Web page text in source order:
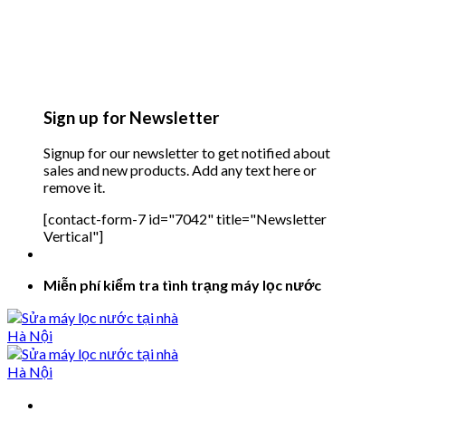
Sign up for Newsletter
Signup for our newsletter to get notified about
sales and new products. Add any text here or
remove it.
[contact-form-7 id="7042" title="Newsletter
Vertical"]
Miễn phí kiểm tra tình trạng máy lọc nước